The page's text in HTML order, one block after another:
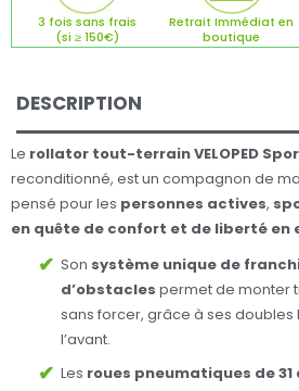
3 fois sans frais
(si ≥ 150€)
Retrait Immédiat en
boutique
DESCRIPTION
Le rollator tout-terrain VELOPED
reconditionné, est un compagnon de
pensé pour les personnes actives,
en quête de confort et de liberté en
Son système unique de
d’obstacles permet de monter
sans forcer, grâce à ses doubles
l’avant.
Les roues pneumatiques de 31